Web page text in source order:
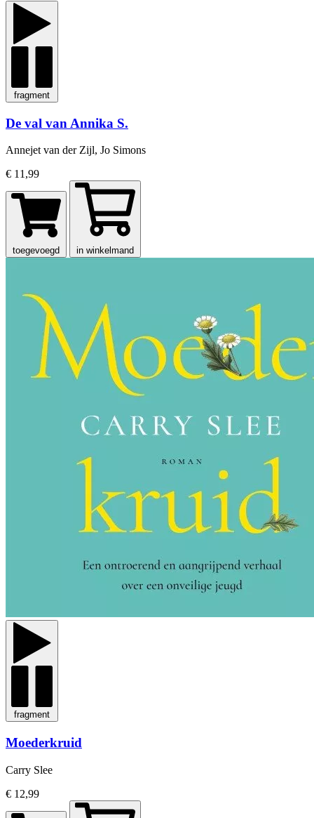
fragment
De val van Annika S.
Annejet van der Zijl, Jo Simons
€ 11,99
toegevoegd in winkelmand
fragment
Moederkruid
Carry Slee
€ 12,99